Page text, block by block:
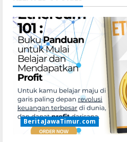
BeritaJawaTimur.com